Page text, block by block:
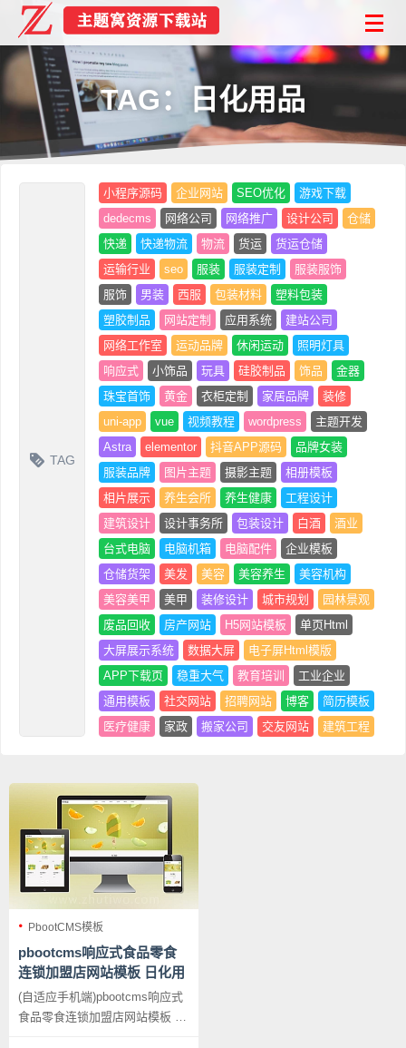
TAG：日化用品
TAG
小程序源码 企业网站 SEO优化
游戏下载
dedecms
网络公司 网络推广 设计公司
仓储
快递
快递物流 物流 货运
货运仓储
运输行业
seo 服装 服装定制
服装服饰
服饰
男装 西服 包装材料
塑料包装
塑胶制品
网站定制 应用系统
建站公司
网络工作室
运动品牌 休闲运动
照明灯具
响应式
小饰品 玩具 硅胶制品 饰品
金器
珠宝首饰
黄金 衣柜定制 家居品牌
装修
uni-app
vue 视频教程 wordpress
主题开发
Astra
elementor 抖音APP源码
品牌女装
服装品牌
图片主题 摄影主题
相册模板
相片展示
养生会所 养生健康
工程设计
建筑设计
设计事务所 包装设计 白酒
酒业
台式电脑
电脑机箱 电脑配件
企业模板
仓储货架
美发 美容 美容养生
美容机构
美容美甲
美甲 装修设计 城市规划
园林景观
废品回收
房产网站 H5网站模板
单页Html
大屏展示系统
数据大屏
电子屏Html模版
APP下载页
稳重大气 教育培训
工业企业
通用模板
社交网站 招聘网站 博客
简历模板
医疗健康
家政 搬家公司 交友网站 建筑工程
PbootCMS模板
pbootcms响应式食品零食
连锁加盟店网站模板 日化用
品网站源码下载
(自适应手机端)pbootcms响应式
食品零食连锁加盟店网站模板 日